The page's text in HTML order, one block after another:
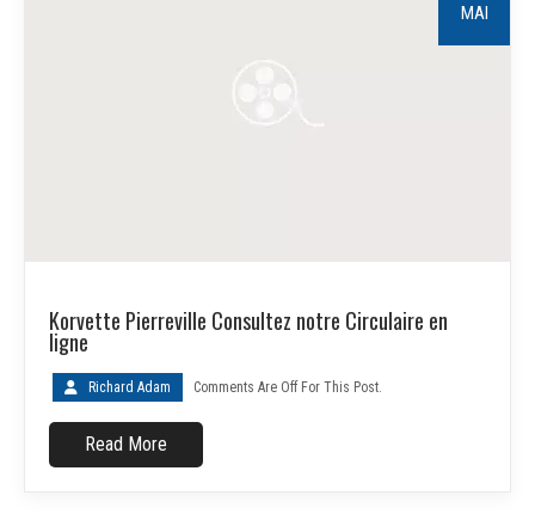
MAI
Korvette Pierreville Consultez notre Circulaire en
ligne
Richard Adam Comments Are Off For This Post.
Read More